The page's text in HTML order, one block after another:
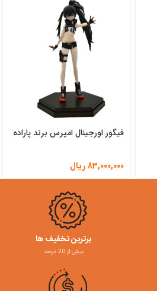
فیگور اورجینال امپرس برند پاراده
83,000,000ریال
برترین تخفیف ها
بیش از 20 درصد